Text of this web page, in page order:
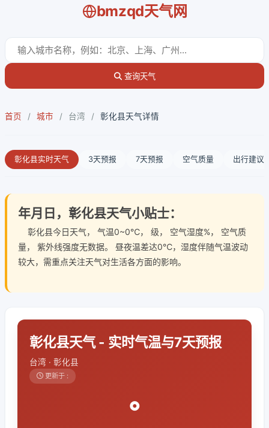
bmzqd天气网
查询天气
首页 / 城市 / 台湾 / 彰化县天气详情
彰化县实时天气 3天预报 7天预报 空气质量 出行建议
年月日，彰化县天气小贴士：
彰化县今日天气， 气温0~0℃， 级， 空气湿度%， 空气质
量， 紫外线强度无数据。 昼夜温差达0℃，湿度伴随气温波动
较大，需重点关注天气对生活各方面的影响。
彰化县天气 - 实时气温与7天预报
台湾 · 彰化县
更新于 :
°